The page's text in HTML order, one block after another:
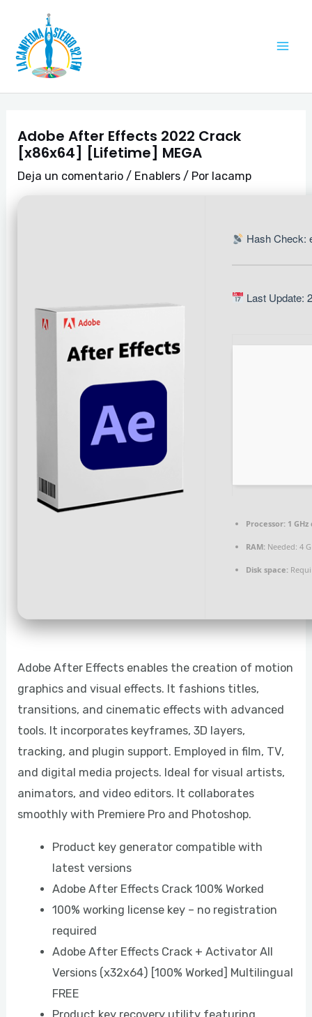
contenido
Adobe After Effects 2022 Crack
[x86x64] [Lifetime] MEGA
Deja un comentario / Enablers / Por lacamp
Hash Check:
Last Update:
Processor: 1
RAM: Needed: 4
Disk space:
Adobe After Effects enables the creation of motion
graphics and visual effects. It fashions titles,
transitions, and cinematic effects with advanced
tools. It incorporates keyframes, 3D layers,
tracking, and plugin support. Employed in film, TV,
and digital media projects. Ideal for visual artists,
animators, and video editors. It collaborates
smoothly with Premiere Pro and Photoshop.
Product key generator compatible with
latest versions
Adobe After Effects Crack 100% Worked
100% working license key – no registration
required
Adobe After Effects Crack + Activator All
Versions (x32x64) [100% Worked] Multilingual
FREE
de
entradas